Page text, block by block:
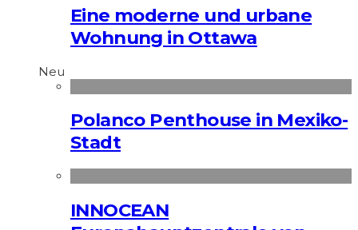
Eine moderne und urbane
Wohnung in Ottawa
Neu
Polanco Penthouse in Mexiko-
Stadt
INNOCEAN